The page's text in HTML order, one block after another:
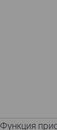
Функция